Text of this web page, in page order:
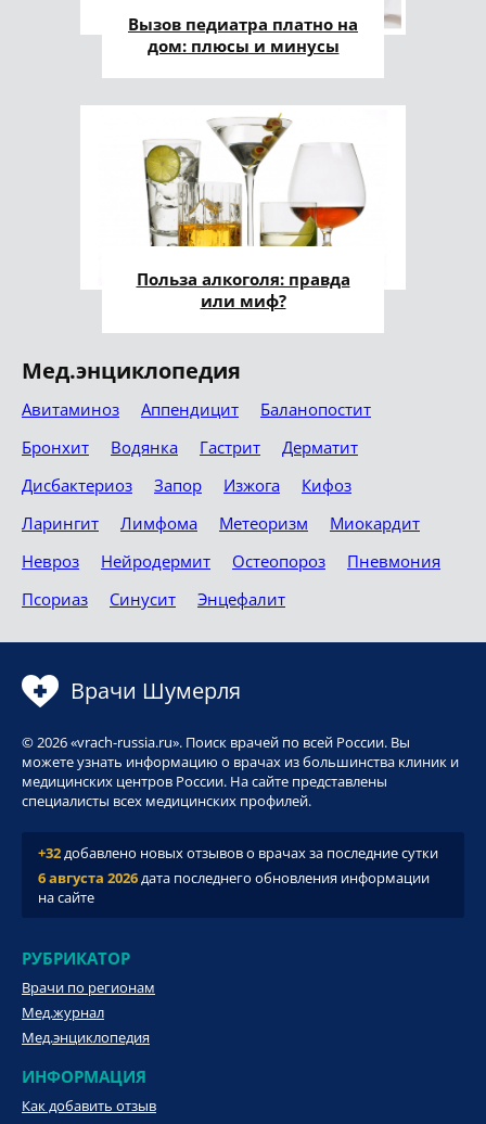
Вызов педиатра платно на
дом: плюсы и минусы
Польза алкоголя: правда
или миф?
Мед.энциклопедия
Авитаминоз Аппендицит
Баланопостит
Бронхит
Водянка Гастрит
Дерматит
Дисбактериоз
Запор Изжога
Кифоз
Ларингит
Лимфома Метеоризм
Миокардит
Невроз
Нейродермит Остеопороз
Пневмония
Псориаз
Синусит Энцефалит
Врачи Шумерля
© 2026 «vrach-russia.ru». Поиск врачей по всей России. Вы
можете узнать информацию о врачах из большинства клиник и
медицинских центров России. На сайте представлены
специалисты всех медицинских профилей.
+32добавлено новых отзывов о врачах за последние сутки
6 августа 2026дата последнего обновления информации
на сайте
РУБРИКАТОР
Врачи по регионам
Мед.журнал
Мед.энциклопедия
ИНФОРМАЦИЯ
Как добавить отзыв